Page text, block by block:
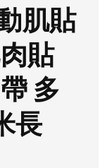
肌貼
貼
多
長